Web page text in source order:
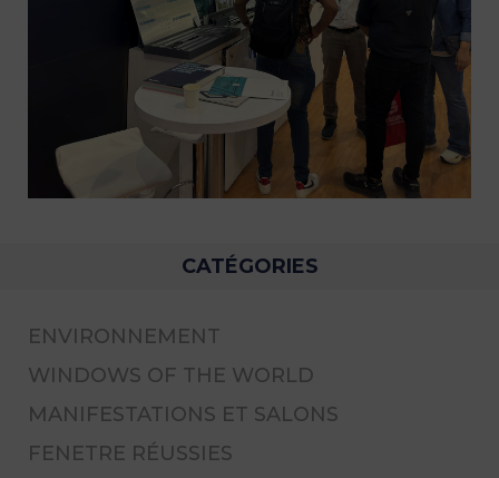
CATÉGORIES
ENVIRONNEMENT
WINDOWS OF THE WORLD
MANIFESTATIONS ET SALONS
FENETRE RÉUSSIES